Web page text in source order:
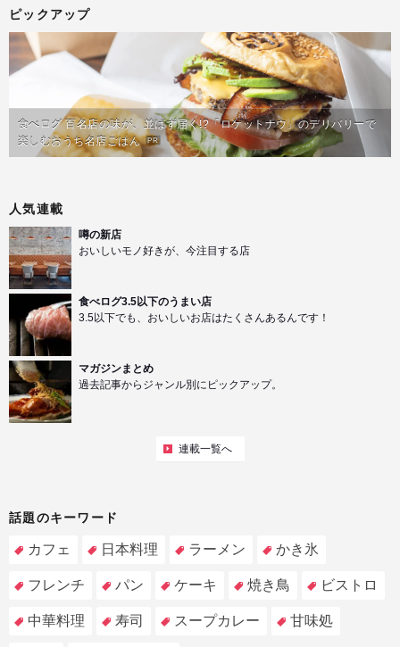
ピックアップ
食べログ 百名店の味が、並ばず届く!?「ロケットナウ」のデリバリーで
楽しむおうち名店ごはん PR
人気連載
噂の新店
おいしいモノ好きが、今注目する店
食べログ3.5以下のうまい店
3.5以下でも、おいしいお店はたくさんあるんです！
マガジンまとめ
過去記事からジャンル別にピックアップ。
連載一覧へ
話題のキーワード
カフェ 日本料理 ラーメン かき氷
フレンチ パン ケーキ 焼き鳥 ビストロ
中華料理 寿司 スープカレー 甘味処